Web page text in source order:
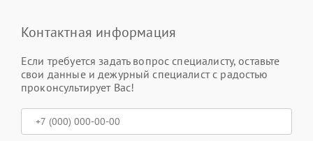
Контактная информация
Если требуется задать вопрос специалисту, оставьте
свои данные и дежурный специалист с радостью
проконсультирует Вас!